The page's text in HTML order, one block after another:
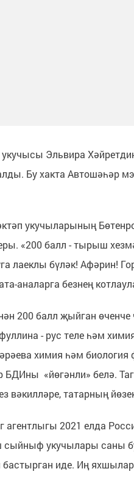
Эльвира
Бу хакта Автошәһәр
укучыларының
«200 балл - тырыш
лаеклы бүләк! Афәрин!
аналарга безнең
200 балл җыйган
- рус теле һәм
химия һәм
«йөгәнли» белә.
вәкилләре, татарның
агентлыгы 2021 елда
укучылары саны
бастырган иде. Иң